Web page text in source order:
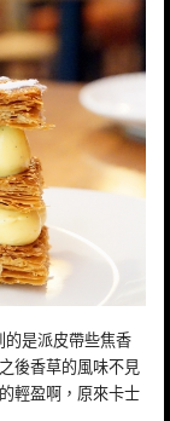
的是派皮帶些焦香
後香草的風味不見
輕盈啊，原來卡士